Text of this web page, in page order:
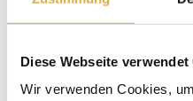
Diese Webseite verwendet
Wir verwenden Cookies,
Die Wahl des richtigen
Silikongel-